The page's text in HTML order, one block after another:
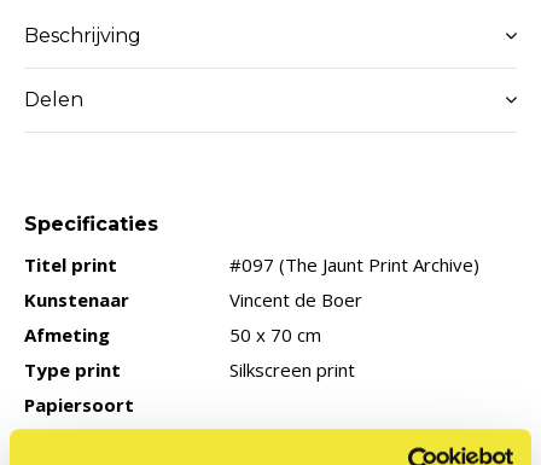
Beschrijving
Delen
Specificaties
Titel print
#097 (The Jaunt Print Archive)
Kunstenaar
Vincent de Boer
Afmeting
50 x 70 cm
Type print
Silkscreen print
Papiersoort